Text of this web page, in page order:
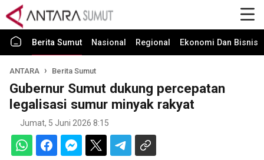
Berita Sumut Nasional Regional Ekonomi Dan Bisnis
ANTARA Berita Sumut
Gubernur Sumut dukung percepatan
legalisasi sumur minyak rakyat
Jumat, 5 Juni 2026 8:15